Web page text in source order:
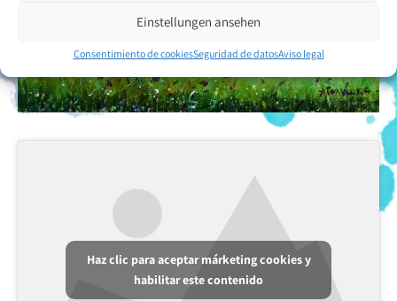
Einstellungen ansehen
Consentimiento de cookiesSeguridad de datosAviso legal
Haz clic para aceptar márketing cookies y
habilitar este contenido